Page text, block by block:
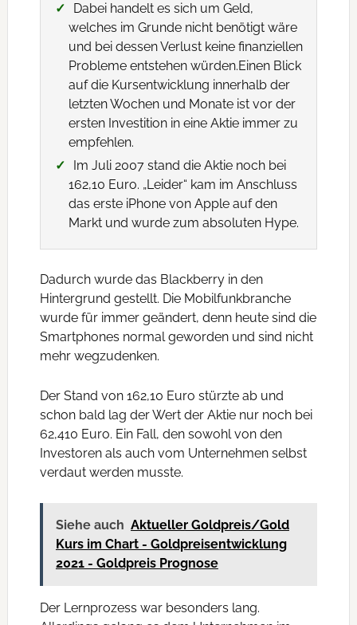
Dabei handelt es sich um Geld,
welches im Grunde nicht benötigt wäre
und bei dessen Verlust keine finanziellen
Probleme entstehen würden.Einen Blick
auf die Kursentwicklung innerhalb der
letzten Wochen und Monate ist vor der
ersten Investition in eine Aktie immer zu
empfehlen.
Im Juli 2007 stand die Aktie noch bei
162,10 Euro. „Leider“ kam im Anschluss
das erste iPhone von Apple auf den
Markt und wurde zum absoluten Hype.
Dadurch wurde das Blackberry in den
Hintergrund gestellt. Die Mobilfunkbranche
wurde für immer geändert, denn heute sind die
Smartphones normal geworden und sind nicht
mehr wegzudenken.
Der Stand von 162,10 Euro stürzte ab und
schon bald lag der Wert der Aktie nur noch bei
62,410 Euro. Ein Fall, den sowohl von den
Investoren als auch vom Unternehmen selbst
verdaut werden musste.
Siehe auch Aktueller Goldpreis/Gold
Kurs im Chart - Goldpreisentwicklung
2021 - Goldpreis Prognose
Der Lernprozess war besonders lang.